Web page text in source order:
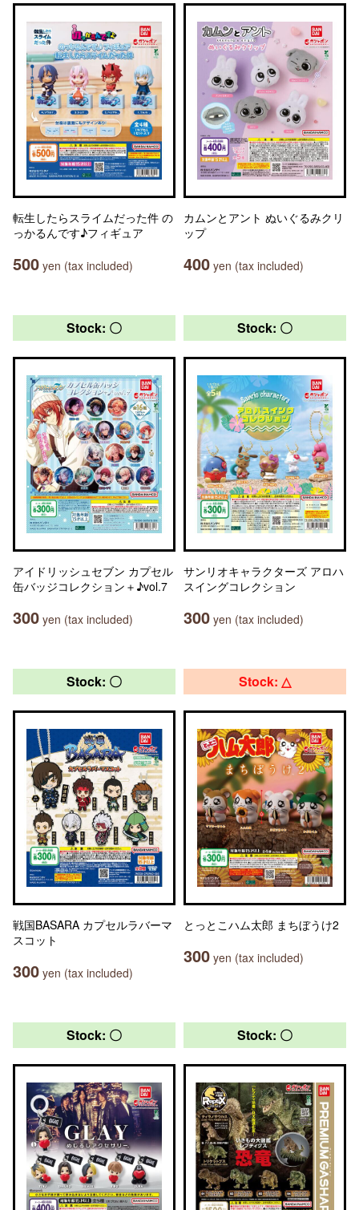
転生したらスライムだった件 の
っかるんです♪フィギュア
500 yen (tax included)
カムンとアント ぬいぐるみクリ
ップ
400 yen (tax included)
Stock: 〇
アイドリッシュセブン カプセル
缶バッジコレクション＋♪vol.7
300 yen (tax included)
Stock: 〇
サンリオキャラクターズ アロハ
スイングコレクション
300 yen (tax included)
Stock: 〇
戦国BASARA カプセルラバーマ
スコット
300 yen (tax included)
Stock: △
とっとこハム太郎 まちぼうけ2
300 yen (tax included)
Stock: 〇 Stock: 〇